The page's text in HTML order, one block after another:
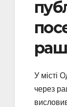
У місті
через